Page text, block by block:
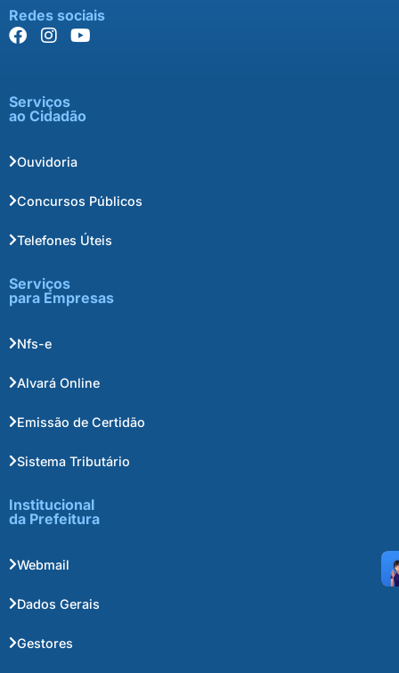
Redes sociais
Serviços
ao Cidadão
Ouvidoria
Concursos Públicos
Telefones Úteis
Serviços
para Empresas
Nfs-e
Alvará Online
Emissão de Certidão
Sistema Tributário
Institucional
da Prefeitura
Webmail
Dados Gerais
Gestores